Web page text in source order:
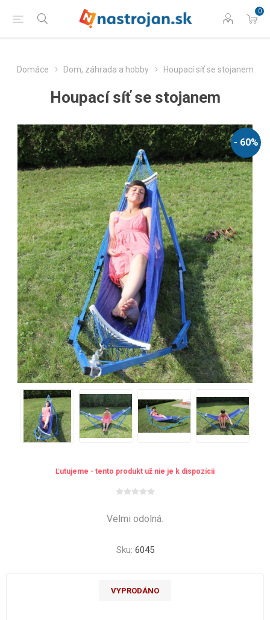
0
Domáce Dom, záhrada a hobby Houpací síť se stojanem
Houpací síť se stojanem
- 60%
Ľutujeme - tento produkt už nie je k dispozícii
Velmi odolná.
Sku: 6045
VYPRODÁNO